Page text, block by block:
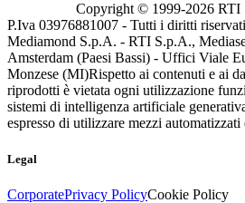
Copyright © 1999-2026 RTI
P.Iva 03976881007 - Tutti i diritti
Mediamond S.p.A. - RTI S.p.A.,
Amsterdam (Paesi Bassi) - Uffici Viale
Monzese (MI)Rispetto ai contenuti e ai
riprodotti è vietata ogni utilizzazione
sistemi di intelligenza artificiale
espresso di utilizzare mezzi automatizzati
Legal
CorporatePrivacy PolicyCookie Policy